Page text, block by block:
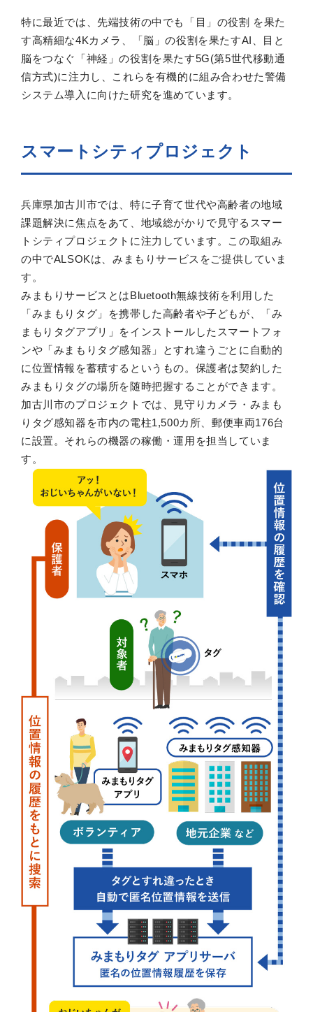
特に最近では、先端技術の中でも「目」の役割 を果た
す高精細な4Kカメラ、「脳」の役割を果たすAI、目と
脳をつなぐ「神経」の役割を果たす5G(第5世代移動通
信方式)に注力し、これらを有機的に組み合わせた警備
システム導入に向けた研究を進めています。
スマートシティプロジェクト
兵庫県加古川市では、特に子育て世代や高齢者の地域
課題解決に焦点をあて、地域総がかりで見守るスマー
トシティプロジェクトに注力しています。この取組み
の中でALSOKは、みまもりサービスをご提供していま
す。
みまもりサービスとはBluetooth無線技術を利用した
「みまもりタグ」を携帯した高齢者や子どもが、「み
まもりタグアプリ」をインストールしたスマートフォ
ンや「みまもりタグ感知器」とすれ違うごとに自動的
に位置情報を蓄積するというもの。保護者は契約した
みまもりタグの場所を随時把握することができます。
加古川市のプロジェクトでは、見守りカメラ・みまも
りタグ感知器を市内の電柱1,500カ所、郵便車両176台
に設置。それらの機器の稼働・運用を担当していま
す。